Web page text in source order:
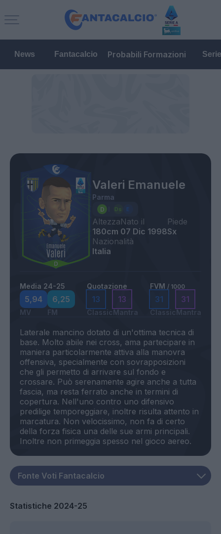
News Fantacalcio Probabili Formazioni
Valeri Emanuele
Parma
Altezza
180cm
Nato il
07 Dic 1998
Piede
Sx
Nazionalità
Italia
Media 24-25
5,94
MV
6,25
FM
Quotazione
13
Classic
13
Mantra
FVM / 1000
31
Classic
31
Mantra
Laterale mancino dotato di un'ottima tecnica di
base. Molto abile nei cross, ama partecipare in
maniera particolarmente attiva alla manovra
offensiva, specialmente con sovrapposizioni
che gli permetto di arrivare sul fondo e
crossare. Può serenamente agire anche a tutta
fascia, ma resta ferrato anche in termini di
copertura. Nell'uno contro uno difensivo
predilige temporeggiare, inoltre risulta attento in
marcatura. Non velocissimo, non fa di certo
della forza fisica una delle sue armi principali.
Statistiche 2024-25